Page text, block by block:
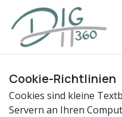
Zum Inhalt springen
Cookie-Richtlinien
Cookies sind kleine
Servern an Ihren